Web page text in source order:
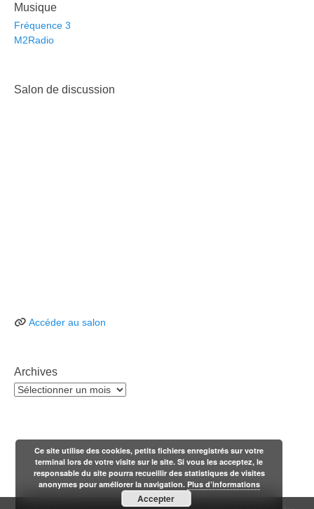
Musique
Fréquence 3
M2Radio
Salon de discussion
Accéder au salon
Archives
Archives
Ce site utilise des cookies, petits fichiers enregistrés sur votre
terminal lors de votre visite sur le site. Si vous les acceptez, le
responsable du site pourra recueillir des statistiques de visites
anonymes pour améliorer la navigation. Plus d’informations
Accepter